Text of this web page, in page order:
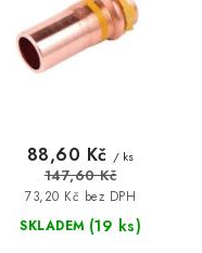
Doprava a platba
Moje objednávka
SKLADEM (19 ks)
73,20 Kč bez DPH
88,60 Kč / ks
147,60 Kč